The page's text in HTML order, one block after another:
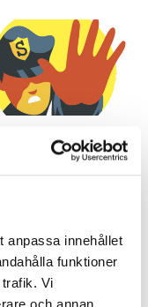
anpassa innehållet
funktioner
Vi
och annan
är en Good cop
”Jag har löst
två ’s’ i världssvält.” Så
fastnålade inlägg
alla som tittar in